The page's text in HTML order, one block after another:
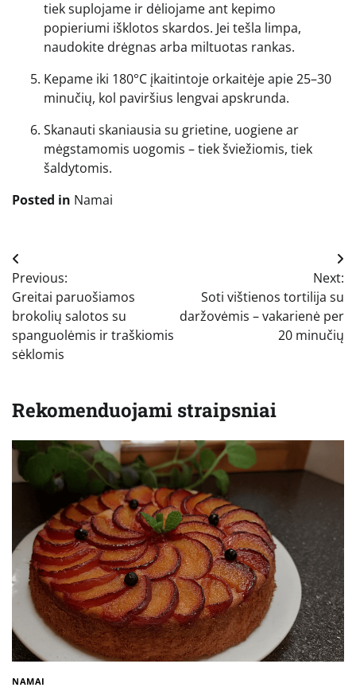
tiek suplojame ir dėliojame ant kepimo
popieriumi išklotos skardos. Jei tešla limpa,
naudokite drėgnas arba miltuotas rankas.
Kepame iki 180°C įkaitintoje orkaitėje apie 25–30
minučių, kol paviršius lengvai apskrunda.
Skanauti skaniausia su grietine, uogiene ar
mėgstamomis uogomis – tiek šviežiomis, tiek
šaldytomis.
Posted in Namai
Navigacija
tarp
įrašų
Previous:
Greitai paruošiamos
brokolių salotos su
spanguolėmis ir traškiomis
sėklomis
Next:
Soti vištienos tortilija su
daržovėmis – vakarienė per
20 minučių
Rekomenduojami straipsniai
NAMAI